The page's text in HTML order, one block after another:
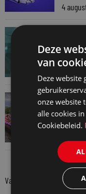
4
Hugo
en
mee
Van onze kennispartners
Deze
van
Deze website
onze website
alle cookies
Cookiebeleid.